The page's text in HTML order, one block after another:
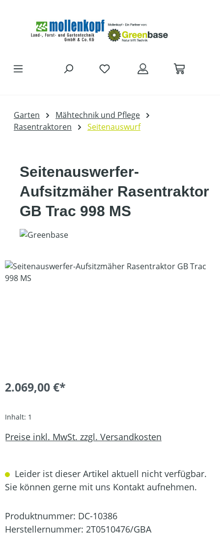
Garten
Mähtechnik und Pflege
Rasentraktoren
Seitenauswurf
Seitenauswerfer-
Aufsitzmäher Rasentraktor
GB Trac 998 MS
Bildergalerie überspringen
2.069,00 €*
Inhalt: 1
Preise inkl. MwSt. zzgl. Versandkosten
Leider ist dieser Artikel aktuell nicht verfügbar.
Sie können gerne mit uns Kontakt aufnehmen.
Produktnummer: DC-10386
Herstellernummer: 2T0510476/GBA